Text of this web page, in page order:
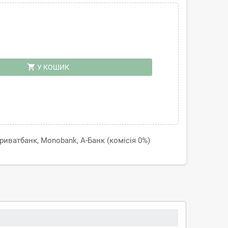
shopping_cart У КОШИК
Monobank, А-Банк (комісія 0%)